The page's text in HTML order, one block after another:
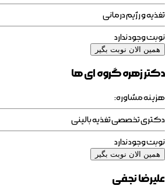
تغذیه و رژیم درمانی
نوبت وجود ندارد
همین الان نوبت بگیر
دکتر زهره گروه ای ها
هزینه مشاوره:
دکتری تخصصی تغذیه بالینی
نوبت وجود ندارد
همین الان نوبت بگیر
علیرضا نجفی